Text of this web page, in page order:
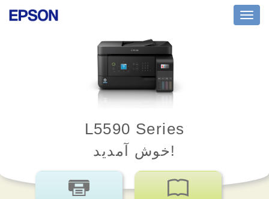
L5590 Series
خوش آمدید!